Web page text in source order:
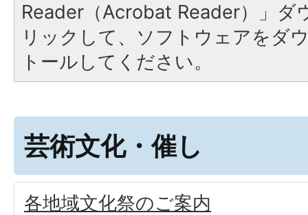
Reader（Acrobat Reader）」ダ
リックして、ソフトウェアをダ
トールしてください。
芸術文化・催し
各地域文化祭のご案内